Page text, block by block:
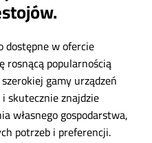
dostępne w ofercie
rosnącą popularnością
gamy urządzeń
skutecznie znajdzie
własnego gospodarstwa,
potrzeb i preferencji.